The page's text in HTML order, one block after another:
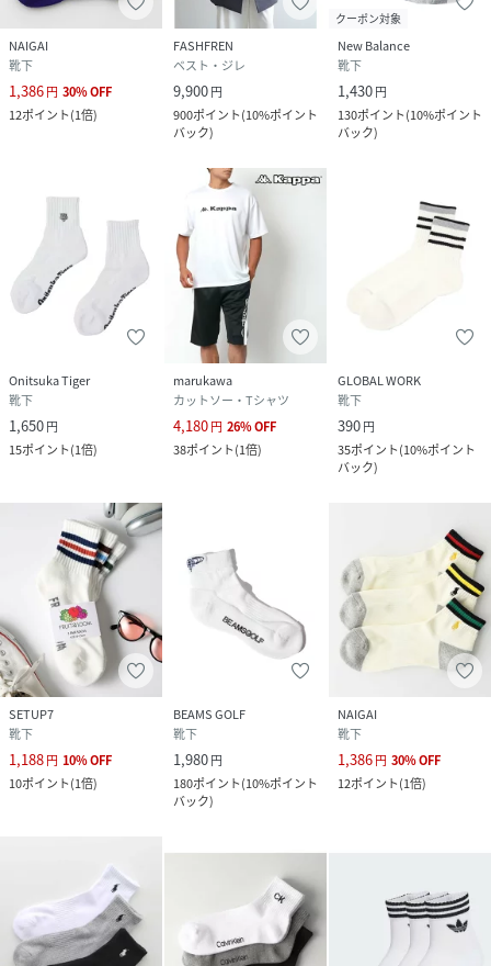
NAIGAI
靴下
1,386円 30%OFF
12ポイント(1倍)
FASHFREN
ベスト・ジレ
9,900円
900ポイント(10%ポイント
バック)
クーポン対象
New Balance
靴下
1,430円
130ポイント(10%ポイント
バック)
Onitsuka Tiger
靴下
1,650円
15ポイント(1倍)
marukawa
カットソー・Tシャツ
4,180円 26%OFF
38ポイント(1倍)
GLOBAL WORK
靴下
390円
35ポイント(10%ポイント
バック)
SETUP7
靴下
1,188円 10%OFF
10ポイント(1倍)
BEAMS GOLF
靴下
1,980円
180ポイント(10%ポイント
バック)
NAIGAI
靴下
1,386円 30%OFF
12ポイント(1倍)